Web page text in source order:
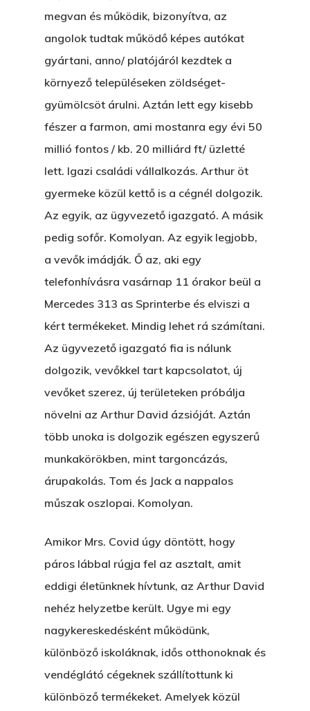
megvan és működik, bizonyítva, az
angolok tudtak működő képes autókat
gyártani, anno/ platójáról kezdtek a
környező településeken zöldséget-
gyümölcsöt árulni. Aztán lett egy kisebb
fészer a farmon, ami mostanra egy évi 50
millió fontos / kb. 20 milliárd ft/ üzletté
lett. Igazi családi vállalkozás. Arthur öt
gyermeke közül kettő is a cégnél dolgozik.
Az egyik, az ügyvezető igazgató. A másik
pedig sofőr. Komolyan. Az egyik legjobb,
a vevők imádják. Ő az, aki egy
telefonhívásra vasárnap 11 órakor beül a
Mercedes 313 as Sprinterbe és elviszi a
kért termékeket. Mindig lehet rá számítani.
Az ügyvezető igazgató fia is nálunk
dolgozik, vevőkkel tart kapcsolatot, új
vevőket szerez, új területeken próbálja
növelni az Arthur David ázsióját. Aztán
több unoka is dolgozik egészen egyszerű
munkakörökben, mint targoncázás,
árupakolás. Tom és Jack a nappalos
műszak oszlopai. Komolyan.
Amikor Mrs. Covid úgy döntött, hogy
páros lábbal rúgja fel az asztalt, amit
eddigi életünknek hívtunk, az Arthur David
nehéz helyzetbe került. Ugye mi egy
nagykereskedésként működünk,
különböző iskoláknak, idős otthonoknak és
vendéglátó cégeknek szállítottunk ki
különböző termékeket. Amelyek közül